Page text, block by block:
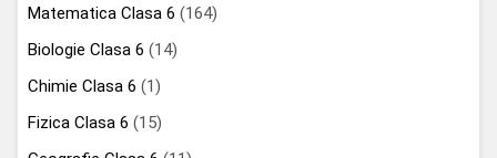
Matematica Clasa 6 (164)
Biologie Clasa 6 (14)
Chimie Clasa 6 (1)
Fizica Clasa 6 (15)